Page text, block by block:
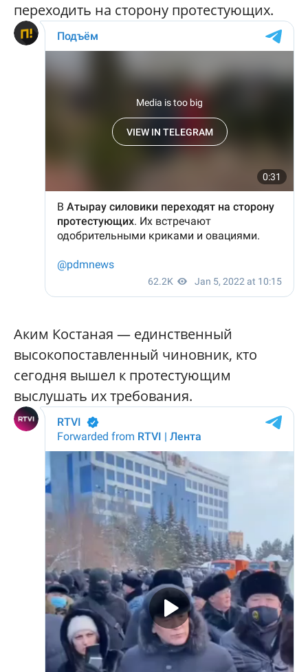
переходить на сторону протестующих.
Аким Костаная — единственный
высокопоставленный чиновник, кто
сегодня вышел к протестующим
выслушать их требования.